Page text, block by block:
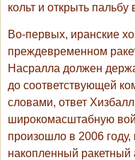
кольт и открыть пальбу
Во-первых, иранские
преждевременном
Насралла должен
до соответствующей
словами, ответ
широкомасштабную
произошло в 2006 году,
накопленный ракетный